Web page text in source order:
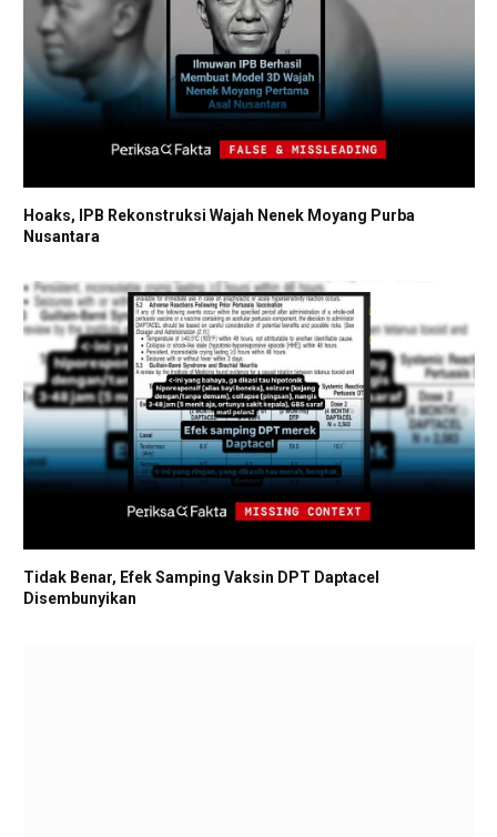
Hoaks, IPB Rekonstruksi Wajah Nenek Moyang Purba
Nusantara
Tidak Benar, Efek Samping Vaksin DPT Daptacel
Disembunyikan